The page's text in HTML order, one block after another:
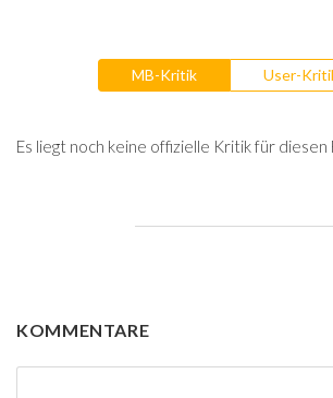
MB-Kritik User-
Es liegt noch keine offizielle Kritik für diesen
KOMMENTARE